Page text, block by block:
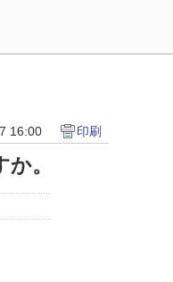
16:00 印刷
。